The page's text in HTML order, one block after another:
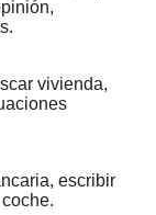
vivienda,
escribir